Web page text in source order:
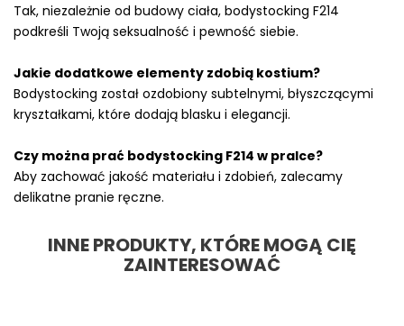
Tak, niezależnie od budowy ciała, bodystocking F214
podkreśli Twoją seksualność i pewność siebie.
Jakie dodatkowe elementy zdobią kostium?
Bodystocking został ozdobiony subtelnymi, błyszczącymi
kryształkami, które dodają blasku i elegancji.
Czy można prać bodystocking F214 w pralce?
Aby zachować jakość materiału i zdobień, zalecamy
delikatne pranie ręczne.
INNE PRODUKTY, KTÓRE MOGĄ CIĘ
ZAINTERESOWAĆ